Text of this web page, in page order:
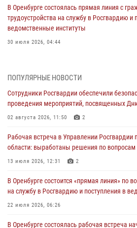
В Оренбурге состоялась прямая линия с
трудоустройства на службу в Росгвардию и
ведомственные институты
30 июля 2026, 04:44
28 июля 2026, 09:41 1
Росгвардейцы обеспечили правопорядок на
ВМФ в Оренбурге
27 июля 2026, 14:36 2
Росгвардейцы предотвратили трагедию:
жизненной ситуации (ВИДЕО)
26 июля 2026, 14:45 1
Росгвардейцы Оренбургской области
образовательных учреждений к новому
24 июля 2026, 12:25
ПОПУЛЯРНЫЕ НОВОСТИ
Сотрудники Росгвардии обеспечили
проведения мероприятий, посвященных
02 августа 2026, 11:50 2
Рабочая встреча в Управлении Росгвардии
области: выработаны решения по
13 июля 2026, 12:31 2
В Оренбурге состоится «прямая линия» по
на службу в Росгвардию и поступления в
22 июля 2026, 06:26
В Оренбурге состоялась рабочая встреча